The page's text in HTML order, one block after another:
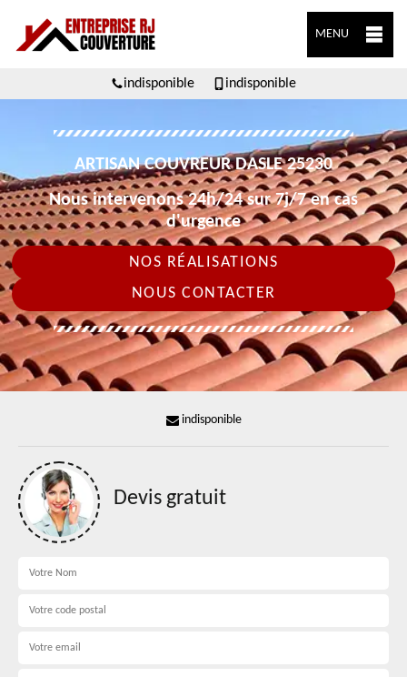
MENU
indisponible indisponible
ARTISAN COUVREUR DASLE 25230
Nous intervenons 24h/24 sur 7j/7 en cas
d'urgence
NOS RÉALISATIONS
NOUS CONTACTER
indisponible
Devis gratuit